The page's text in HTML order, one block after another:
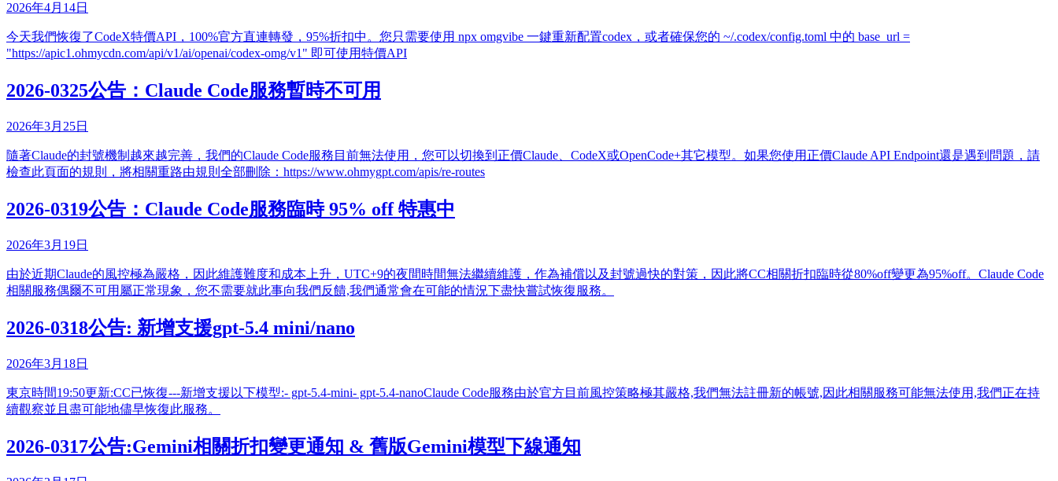
2026年4月14日
今天我們恢復了CodeX特價API，100%官方直連轉發，95%折扣中。您只需要使用 npx omgvibe 一鍵重新配置codex，或者確保您的 ~/.codex/config.toml 中的 base_url =
"https://apic1.ohmycdn.com/api/v1/ai/openai/codex-omg/v1" 即可使用特價API
2026-0325公告：Claude Code服務暫時不可用
2026年3月25日
隨著Claude的封號機制越來越完善，我們的Claude Code服務目前無法使用，您可以切換到正價Claude、CodeX或OpenCode+其它模型。如果您使用正價Claude API Endpoint還是遇到問題，請
檢查此頁面的規則，將相關重路由規則全部刪除：https://www.ohmygpt.com/apis/re-routes
2026-0319公告：Claude Code服務臨時 95% off 特惠中
2026年3月19日
由於近期Claude的風控極為嚴格，因此維護難度和成本上升，UTC+9的夜間時間無法繼續維護，作為補償以及封號過快的對策，因此將CC相關折扣臨時從80%off變更為95%off。Claude Code
相關服務偶爾不可用屬正常現象，您不需要就此事向我們反饋,我們通常會在可能的情況下盡快嘗試恢復服務。
2026-0318公告: 新增支援gpt-5.4 mini/nano
2026年3月18日
東京時間19:50更新:CC已恢復---新增支援以下模型:- gpt-5.4-mini- gpt-5.4-nanoClaude Code服務由於官方目前風控策略極其嚴格,我們無法註冊新的帳號,因此相關服務可能無法使用,我們正在持
續觀察並且盡可能地儘早恢復此服務。
2026-0317公告:Gemini相關折扣變更通知 & 舊版Gemini模型下線通知